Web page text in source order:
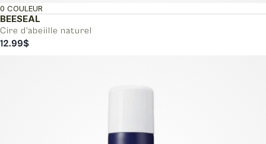
BEESEAL
Cire d'abeiille naturel
0 COULEUR
12.99$